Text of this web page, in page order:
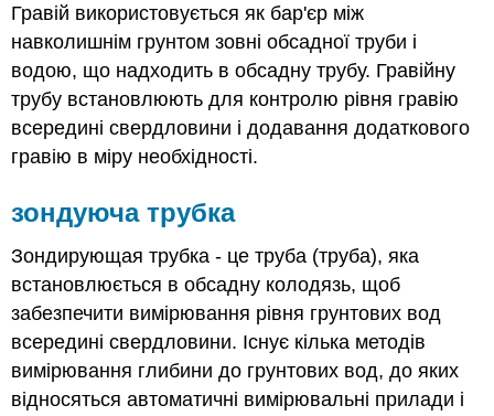
Гравій використовується як бар'єр між
навколишнім грунтом зовні обсадної труби і
водою, що надходить в обсадну трубу. Гравійну
трубу встановлюють для контролю рівня гравію
всередині свердловини і додавання додаткового
гравію в міру необхідності.
зондуюча трубка
Зондирующая трубка - це труба (труба), яка
встановлюється в обсадну колодязь, щоб
забезпечити вимірювання рівня грунтових вод
всередині свердловини. Існує кілька методів
вимірювання глибини до грунтових вод, до яких
відносяться автоматичні вимірювальні прилади і